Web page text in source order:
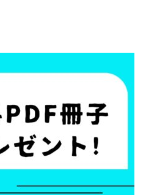
７日間無料メール講座